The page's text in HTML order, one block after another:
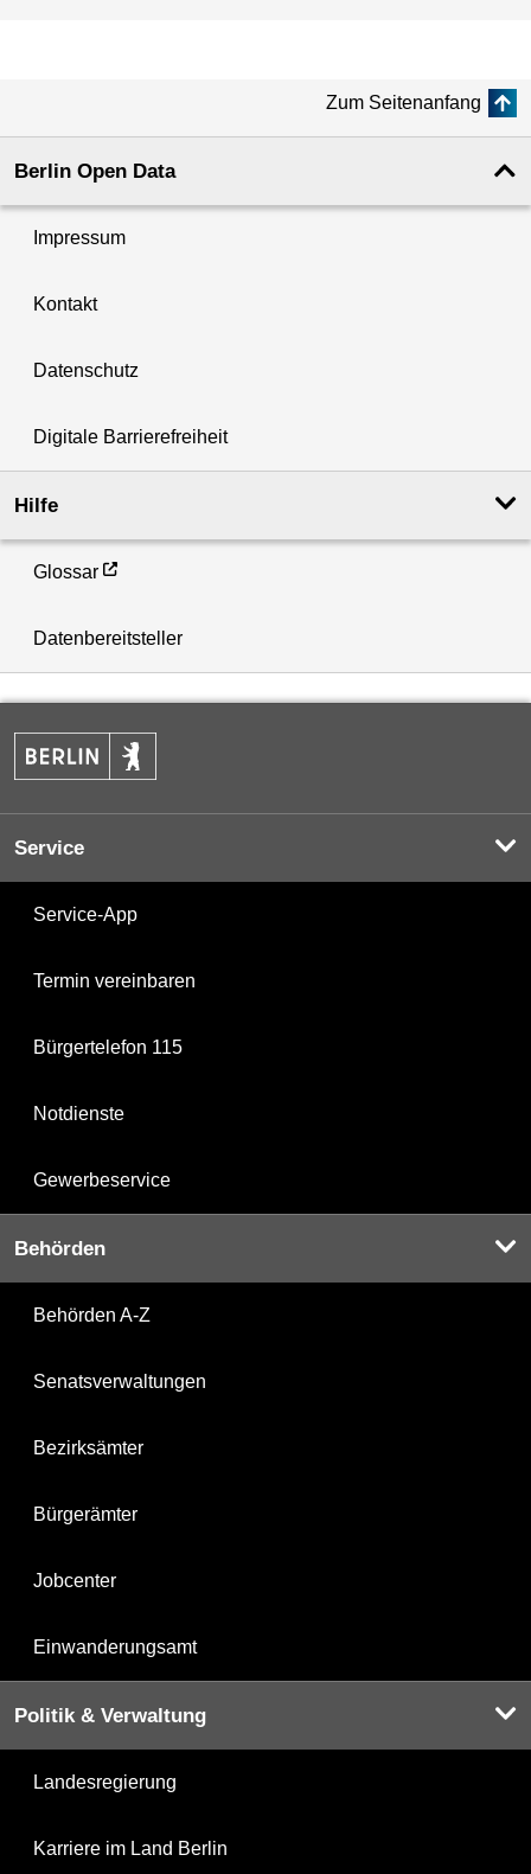
Zum Seitenanfang
Berlin Open Data
Impressum
Kontakt
Datenschutz
Digitale Barrierefreiheit
Hilfe
Glossar
Datenbereitsteller
Service
Service-App
Termin vereinbaren
Bürgertelefon 115
Notdienste
Gewerbeservice
Behörden
Behörden A-Z
Senatsverwaltungen
Bezirksämter
Bürgerämter
Jobcenter
Einwanderungsamt
Politik & Verwaltung
Landesregierung
Karriere im Land Berlin